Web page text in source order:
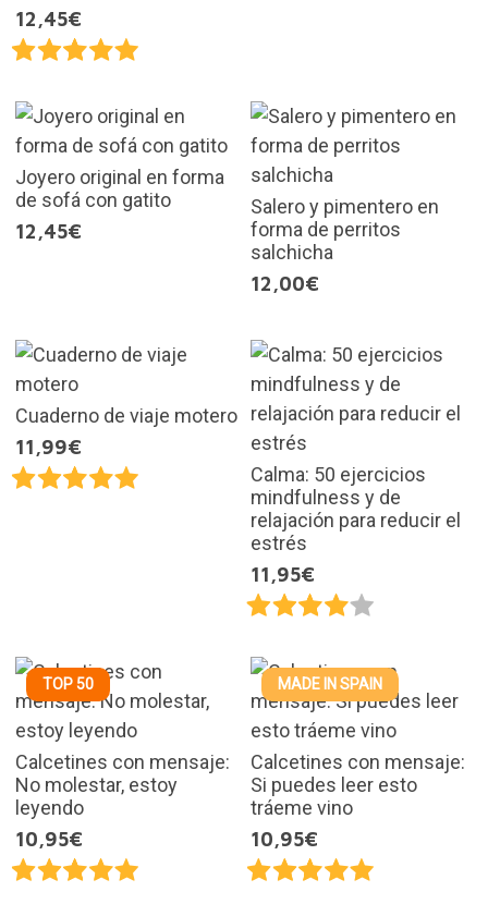
12,45€
Joyero original en forma
de sofá con gatito
12,45€
Salero y pimentero en
forma de perritos
salchicha
12,00€
Cuaderno de viaje motero
11,99€
Calma: 50 ejercicios
mindfulness y de
relajación para reducir el
estrés
11,95€
TOP 50
Calcetines con mensaje:
No molestar, estoy
leyendo
10,95€
MADE IN SPAIN
Calcetines con mensaje:
Si puedes leer esto
tráeme vino
10,95€